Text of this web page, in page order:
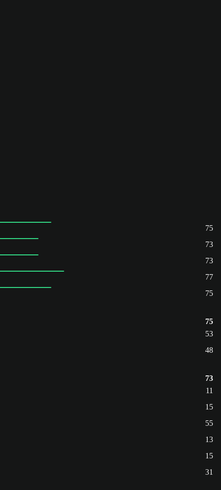
75
73
73
77
75
75
53
48
73
11
15
55
13
15
31